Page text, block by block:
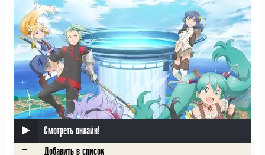
Смотреть онлайн!